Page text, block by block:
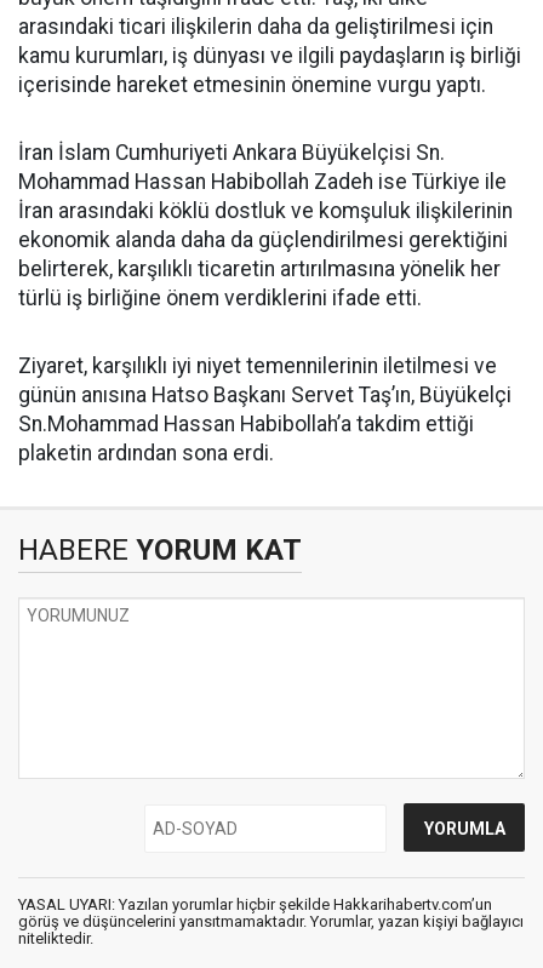
arasındaki ticari ilişkilerin daha da geliştirilmesi için
kamu kurumları, iş dünyası ve ilgili paydaşların iş birliği
içerisinde hareket etmesinin önemine vurgu yaptı.
İran İslam Cumhuriyeti Ankara Büyükelçisi Sn.
Mohammad Hassan Habibollah Zadeh ise Türkiye ile
İran arasındaki köklü dostluk ve komşuluk ilişkilerinin
ekonomik alanda daha da güçlendirilmesi gerektiğini
belirterek, karşılıklı ticaretin artırılmasına yönelik her
türlü iş birliğine önem verdiklerini ifade etti.
Ziyaret, karşılıklı iyi niyet temennilerinin iletilmesi ve
günün anısına Hatso Başkanı Servet Taş’ın, Büyükelçi
Sn.Mohammad Hassan Habibollah’a takdim ettiği
plaketin ardından sona erdi.
HABERE YORUM KAT
YASAL UYARI: Yazılan yorumlar hiçbir şekilde Hakkarihabertv.com’un
görüş ve düşüncelerini yansıtmamaktadır. Yorumlar, yazan kişiyi bağlayıcı
niteliktedir.